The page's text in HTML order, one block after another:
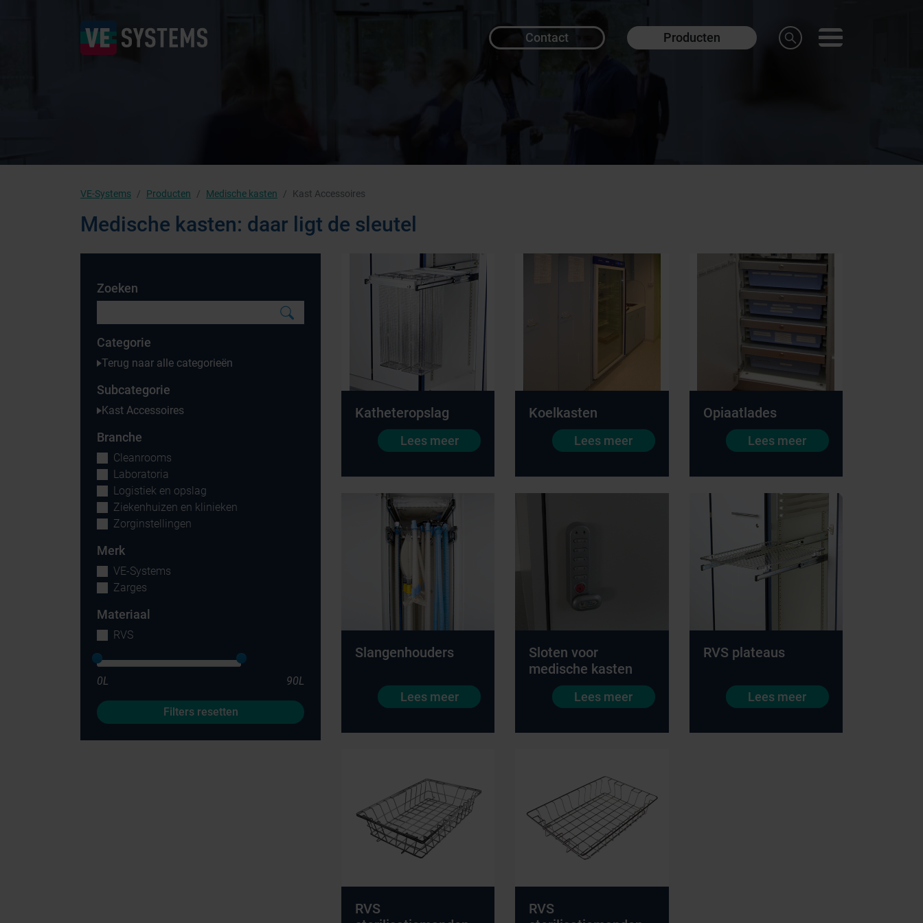
Contact Producten
VE-Systems Producten Medische kasten Kast Accessoires
Medische kasten: daar ligt de sleutel
Zoeken
Categorie
Terug naar alle categorieën
Subcategorie
Kast Accessoires
Branche
Cleanrooms
Laboratoria
Logistiek en opslag
Ziekenhuizen en klinieken
Zorginstellingen
Merk
VE-Systems
Zarges
Materiaal
RVS
0L 90L
Filters resetten
Katheteropslag
Lees meer
Koelkasten
Lees meer
Opiaatlades
Lees meer
Slangenhouders
Lees meer
Sloten voor
medische kasten
Lees meer
RVS plateaus
Lees meer
RVS
RVS